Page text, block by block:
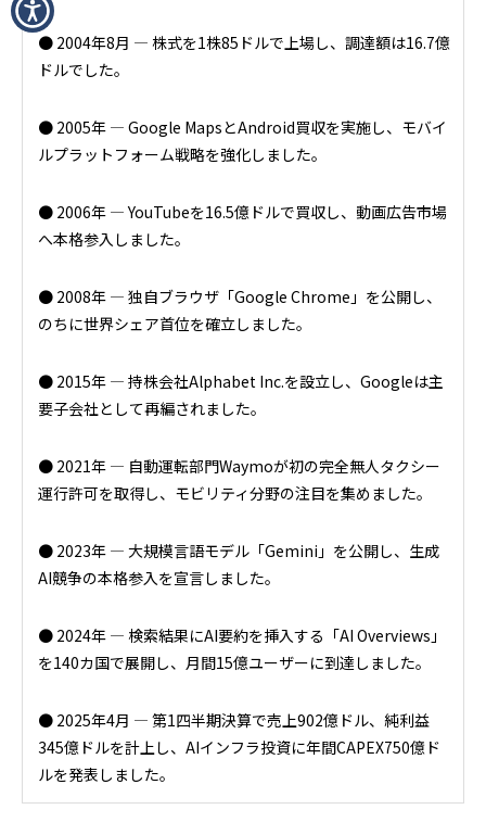
● 2004年8月 ― 株式を1株85ドルで上場し、調達額は16.7億
ドルでした。
● 2005年 ― Google MapsとAndroid買収を実施し、モバイ
ルプラットフォーム戦略を強化しました。
● 2006年 ― YouTubeを16.5億ドルで買収し、動画広告市場
へ本格参入しました。
● 2008年 ― 独自ブラウザ「Google Chrome」を公開し、
のちに世界シェア首位を確立しました。
● 2015年 ― 持株会社Alphabet Inc.を設立し、Googleは主
要子会社として再編されました。
● 2021年 ― 自動運転部門Waymoが初の完全無人タクシー
運行許可を取得し、モビリティ分野の注目を集めました。
● 2023年 ― 大規模言語モデル「Gemini」を公開し、生成
AI競争の本格参入を宣言しました。
● 2024年 ― 検索結果にAI要約を挿入する「AI Overviews」
を140カ国で展開し、月間15億ユーザーに到達しました。
● 2025年4月 ― 第1四半期決算で売上902億ドル、純利益
345億ドルを計上し、AIインフラ投資に年間CAPEX750億ド
ルを発表しました。